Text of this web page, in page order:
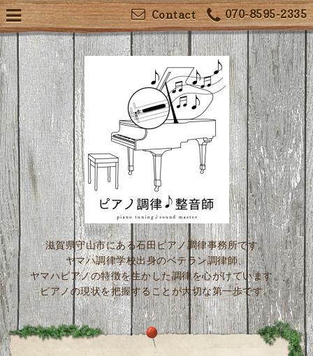
070-8595-2335
Contact
滋賀県守山市にある石田ピアノ調律事務所です。
ヤマハ調律学校出身のベテラン調律師、
ヤマハピアノの特徴を生かした調律を心がけています。
ピアノの現状を把握することが大切な第一歩です。